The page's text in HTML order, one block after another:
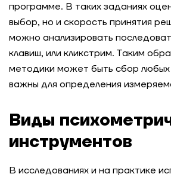
программе. В таких заданиях
выбор, но и скорость принятия
можно анализировать
клавиш, или кликстрим. Таким
методики может быть сбор любых
важны для определения
Виды
инструментов
В исследованиях и на практике